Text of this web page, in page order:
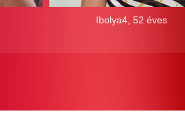
Ibolya4, 52 éves